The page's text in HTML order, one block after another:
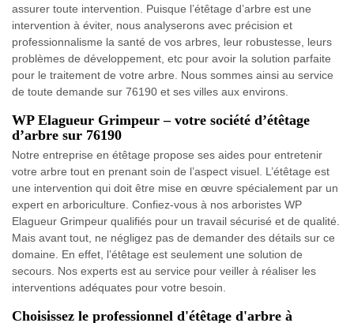
assurer toute intervention. Puisque l’étêtage d’arbre est une
intervention à éviter, nous analyserons avec précision et
professionnalisme la santé de vos arbres, leur robustesse, leurs
problèmes de développement, etc pour avoir la solution parfaite
pour le traitement de votre arbre. Nous sommes ainsi au service
de toute demande sur 76190 et ses villes aux environs.
WP Elagueur Grimpeur – votre société d’étêtage
d’arbre sur 76190
Notre entreprise en étêtage propose ses aides pour entretenir
votre arbre tout en prenant soin de l’aspect visuel. L’étêtage est
une intervention qui doit être mise en œuvre spécialement par un
expert en arboriculture. Confiez-vous à nos arboristes WP
Elagueur Grimpeur qualifiés pour un travail sécurisé et de qualité.
Mais avant tout, ne négligez pas de demander des détails sur ce
domaine. En effet, l’étêtage est seulement une solution de
secours. Nos experts est au service pour veiller à réaliser les
interventions adéquates pour votre besoin.
Choisissez le professionnel d'étêtage d'arbre à